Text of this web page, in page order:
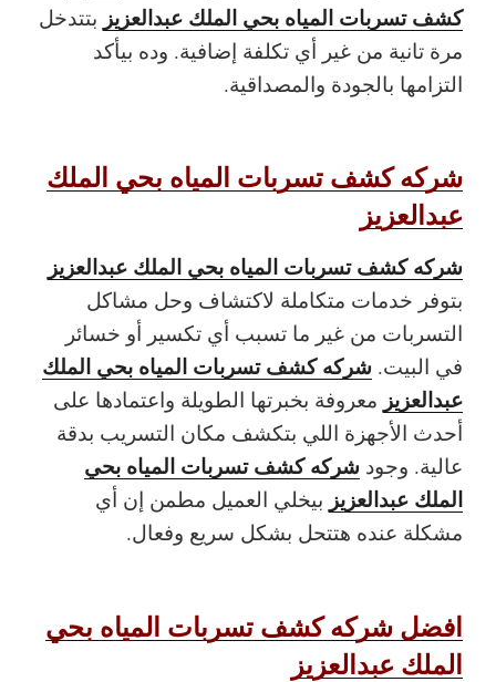
كشف تسربات المياه بحي الملك عبدالعزيز بتتدخل
مرة تانية من غير أي تكلفة إضافية. وده بيأكد
التزامها بالجودة والمصداقية.
شركه كشف تسربات المياه بحي الملك
عبدالعزيز
شركه كشف تسربات المياه بحي الملك عبدالعزيز
بتوفر خدمات متكاملة لاكتشاف وحل مشاكل
التسربات من غير ما تسبب أي تكسير أو خسائر
في البيت. شركه كشف تسربات المياه بحي الملك
عبدالعزيز معروفة بخبرتها الطويلة واعتمادها على
أحدث الأجهزة اللي بتكشف مكان التسريب بدقة
عالية. وجود شركه كشف تسربات المياه بحي
الملك عبدالعزيز بيخلي العميل مطمن إن أي
مشكلة عنده هتتحل بشكل سريع وفعال.
افضل شركه كشف تسربات المياه بحي
الملك عبدالعزيز